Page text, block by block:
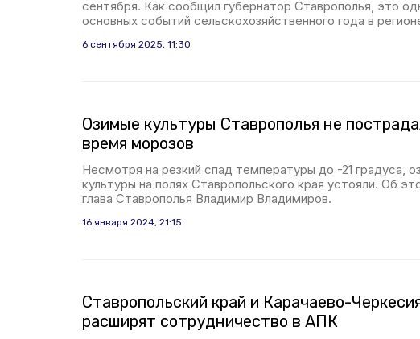
сентября. Как сообщил губернатор Ставрополья, это
основных событий сельскохозяйственного года в
6 сентября 2025, 11:30
Озимые культуры Ставрополья не
время морозов
Несмотря на резкий спад температуры до -21 градуса,
культуры на полях Ставропольского края устояли. Об
глава Ставрополья Владимир Владимиров.
16 января 2024, 21:15
Ставропольский край и Карачаево-
расширят сотрудничество в АПК